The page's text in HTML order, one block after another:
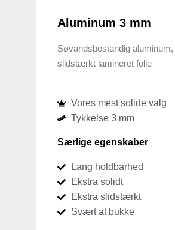
Aluminum 3 mm
Søvandsbestandig
slidstærkt lamineret folie
Vores mest solide valg
Tykkelse 3 mm
Særlige egenskaber
Lang holdbarhed
Ekstra solidt
Ekstra slidstærkt
Svært at bukke